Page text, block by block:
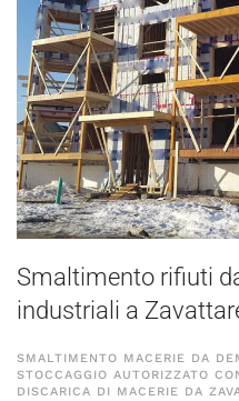
Smaltimento rifiuti
industriali a
SMALTIMENTO MACERIE DA
STOCCAGGIO AUTORIZZATO
DISCARICA DI MACERIE DA